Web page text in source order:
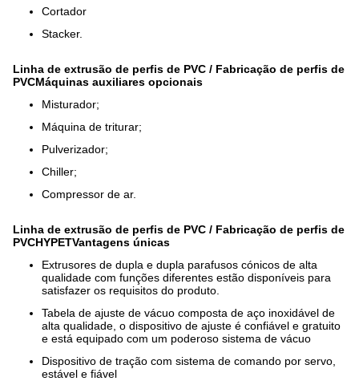
Cortador
Stacker.
Linha de extrusão de perfis de PVC / Fabricação de perfis de
PVCMáquinas auxiliares opcionais
Misturador;
Máquina de triturar;
Pulverizador;
Chiller;
Compressor de ar.
Linha de extrusão de perfis de PVC / Fabricação de perfis de
PVCHYPETVantagens únicas
Extrusores de dupla e dupla parafusos cónicos de alta
qualidade com funções diferentes estão disponíveis para
satisfazer os requisitos do produto.
Tabela de ajuste de vácuo composta de aço inoxidável de
alta qualidade, o dispositivo de ajuste é confiável e gratuito
e está equipado com um poderoso sistema de vácuo
Dispositivo de tração com sistema de comando por servo,
estável e fiável